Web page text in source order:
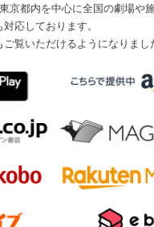
京都内を中心に全国の劇場や
応しております。
覧いただけるようになりまし